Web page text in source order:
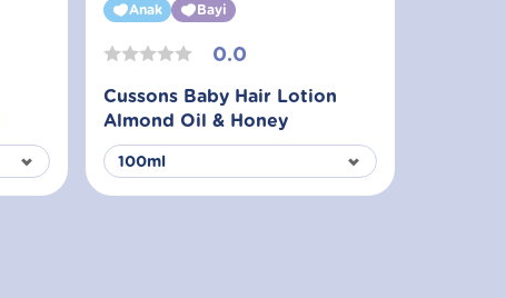
Anak Bayi
0.0
Cussons Baby Hair Lotion
Almond Oil & Honey